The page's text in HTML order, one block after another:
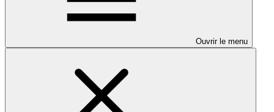
Ouvrir le menu